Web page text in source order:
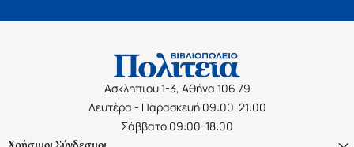
Ασκληπιού 1-3, Αθήνα 106 79
Δευτέρα - Παρασκευή 09:00-21:00
Σάββατο 09:00-18:00